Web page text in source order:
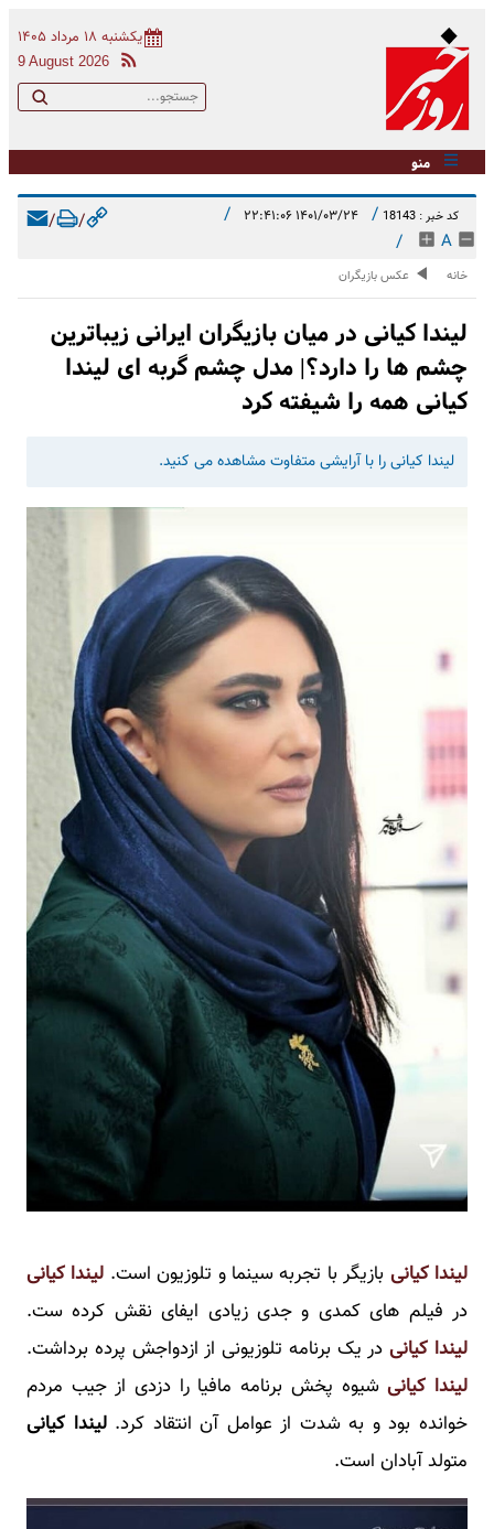
یکشنبه ۱۸ مرداد ۱۴۰۵
9 August 2026
منو
کد خبر : 18143 / ۱۴۰۱/۰۳/۲۴ ۲۲:۴۱:۰۶ /
A
/
/
/
خانه عکس بازیگران
لیندا کیانی در میان بازیگران ایرانی زیباترین
چشم ها را دارد؟| مدل چشم گربه ای لیندا
کیانی همه را شیفته کرد
لیندا کیانی را با آرایشی متفاوت مشاهده می کنید.
لیندا کیانی بازیگر با تجربه سینما و تلوزیون است. لیندا کیانی
در فیلم های کمدی و جدی زیادی ایفای نقش کرده ست.
لیندا کیانی در یک برنامه تلوزیونی از ازدواجش پرده برداشت.
لیندا کیانی شیوه پخش برنامه مافیا را دزدی از جیب مردم
خوانده بود و به شدت از عوامل آن انتقاد کرد. لیندا کیانی
متولد آبادان است.